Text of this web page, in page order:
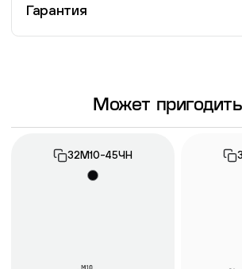
Гарантия
Информация о гарантии
Может
32М10-45ЧН